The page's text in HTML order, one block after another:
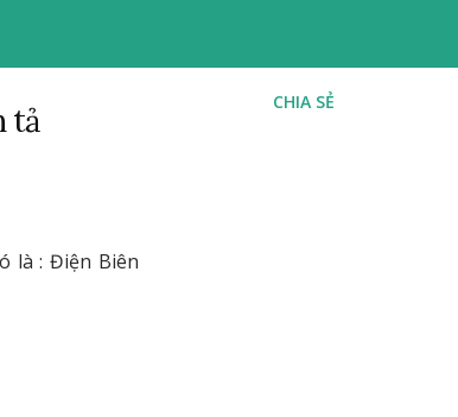
tả
là : Điện Biên
CHIA SẺ